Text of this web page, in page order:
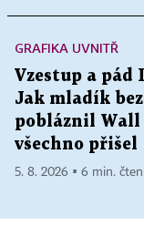
GRAFIKA UVNITŘ
Vzestup a pád
Jak mladík
pobláznil Wall
všechno přišel
5. 8. 2026 ▪ 6 min.